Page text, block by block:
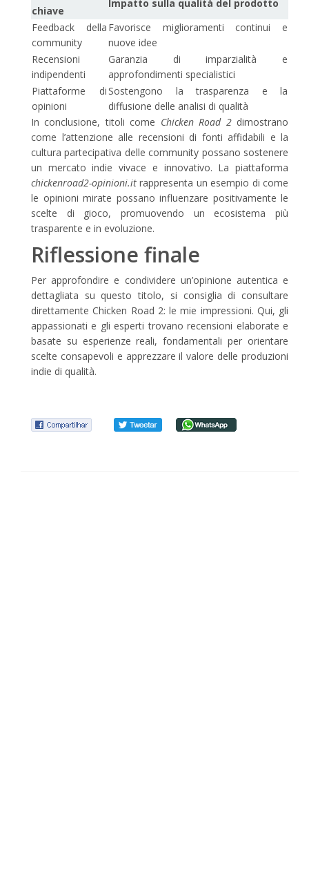
chiave
Impatto sulla qualità del prodotto
Feedback della
community
Favorisce miglioramenti continui e
nuove idee
Recensioni
indipendenti
Garanzia di imparzialità e
approfondimenti specialistici
Piattaforme di
opinioni
Sostengono la trasparenza e la
diffusione delle analisi di qualità
In conclusione, titoli come Chicken Road 2dimostrano
come l’attenzione alle recensioni di fonti affidabili e la
cultura partecipativa delle community possano sostenere
un mercato indie vivace e innovativo. La piattaforma
chickenroad2-opinioni.it rappresenta un esempio di come
le opinioni mirate possano influenzare positivamente le
scelte di gioco, promuovendo un ecosistema più
trasparente e in evoluzione.
Riflessione finale
Per approfondire e condividere un’opinione autentica e
dettagliata su questo titolo, si consiglia di consultare
direttamente Chicken Road 2: le mie impressioni. Qui, gli
appassionati e gli esperti trovano recensioni elaborate e
basate su esperienze reali, fondamentali per orientare
scelte consapevoli e apprezzare il valore delle produzioni
indie di qualità.